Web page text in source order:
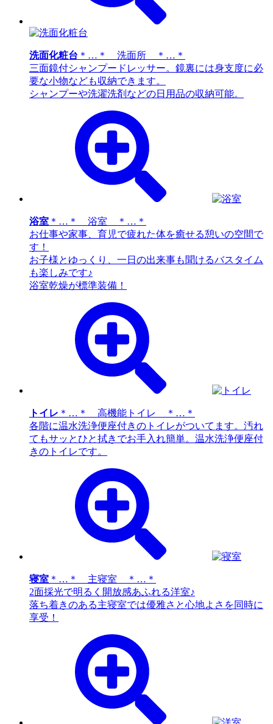
洗面化粧台 ＊…＊ 洗面所 ＊…＊
三面鏡付シャンプードレッサー。鏡裏には身支度に必
要な小物なども収納できます。
シャンプーや洗濯洗剤などの日用品の収納可能。
浴室 ＊…＊ 浴室 ＊…＊
お仕事や家事、育児で疲れた体を癒せる憩いの空間で
す！
お子様とゆっくり、一日の出来事も聞けるバスタイム
も楽しみです♪
浴室乾燥が標準装備！
トイレ ＊…＊ 高機能トイレ ＊…＊
各階に温水洗浄便座付きのトイレがついてます。汚れ
てもサッとひと拭きでお手入れ簡単。温水洗浄便座付
きのトイレです。
寝室 ＊…＊ 主寝室 ＊…＊
2面採光で明るく開放感あふれる洋室♪
落ち着きのある主寝室では優雅さと心地よさを同時に
享受！